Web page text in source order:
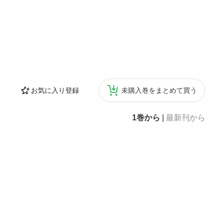
お気に入り登録 未購入巻をまとめて買う
1巻から 最新刊から